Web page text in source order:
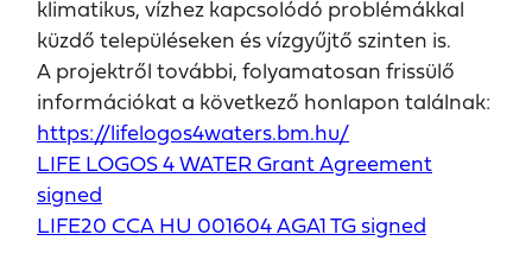
klimatikus, vízhez kapcsolódó problémákkal
küzdő településeken és vízgyűjtő szinten is.
A projektről további, folyamatosan frissülő
információkat a következő honlapon találnak:
https://lifelogos4waters.bm.hu/
LIFE LOGOS 4 WATER Grant Agreement
signed
LIFE20 CCA HU 001604 AGA1 TG signed